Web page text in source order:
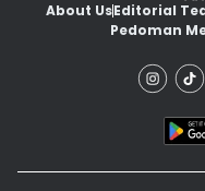
About UsEditorial
Pedoman